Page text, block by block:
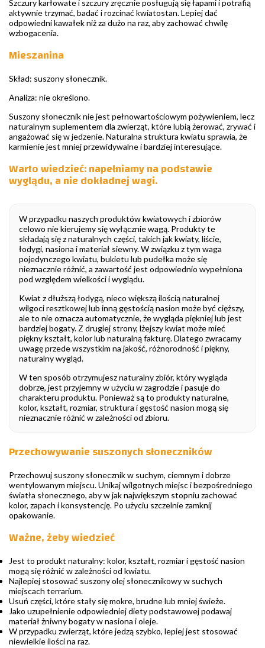
Szczury karłowate i szczury zręcznie posługują się łapami i potrafią
aktywnie trzymać, badać i rozcinać kwiatostan. Lepiej dać
odpowiedni kawałek niż za dużo na raz, aby zachować chwilę
wzbogacenia.
Mieszanina
Skład: suszony słonecznik.
Analiza: nie określono.
Suszony słonecznik nie jest pełnowartościowym pożywieniem, lecz
naturalnym suplementem dla zwierząt, które lubią żerować, zrywać i
angażować się w jedzenie. Naturalna struktura kwiatu sprawia, że
karmienie jest mniej przewidywalne i bardziej interesujące.
Warto wiedzieć: napełniamy na podstawie
wyglądu, a nie dokładnej wagi.
W przypadku naszych produktów kwiatowych i zbiorów
celowo nie kierujemy się wyłącznie wagą. Produkty te
składają się z naturalnych części, takich jak kwiaty, liście,
łodygi, nasiona i materiał siewny. W związku z tym waga
pojedynczego kwiatu, bukietu lub pudełka może się
nieznacznie różnić, a zawartość jest odpowiednio wypełniona
pod względem wielkości i wyglądu.
Kwiat z dłuższą łodygą, nieco większą ilością naturalnej
wilgoci resztkowej lub inną gęstością nasion może być cięższy,
ale to nie oznacza automatycznie, że wygląda piękniej lub jest
bardziej bogaty. Z drugiej strony, lżejszy kwiat może mieć
piękny kształt, kolor lub naturalną fakturę. Dlatego zwracamy
uwagę przede wszystkim na jakość, różnorodność i piękny,
naturalny wygląd.
W ten sposób otrzymujesz naturalny zbiór, który wygląda
dobrze, jest przyjemny w użyciu w zagrodzie i pasuje do
charakteru produktu. Ponieważ są to produkty naturalne,
kolor, kształt, rozmiar, struktura i gęstość nasion mogą się
nieznacznie różnić w zależności od zbioru.
Przechowywanie suszonych słoneczników
Przechowuj suszony słonecznik w suchym, ciemnym i dobrze
wentylowanym miejscu. Unikaj wilgotnych miejsc i bezpośredniego
światła słonecznego, aby w jak największym stopniu zachować
kolor, zapach i konsystencję. Po użyciu szczelnie zamknij
opakowanie.
Ważne, żeby wiedzieć
Jest to produkt naturalny: kolor, kształt, rozmiar i gęstość nasion
mogą się różnić w zależności od kwiatu.
Najlepiej stosować suszony olej słonecznikowy w suchych
miejscach terrarium.
Usuń części, które stały się mokre, brudne lub mniej świeże.
Jako uzupełnienie odpowiedniej diety podstawowej podawaj
materiał żniwny bogaty w nasiona i oleje.
W przypadku zwierząt, które jedzą szybko, lepiej jest stosować
niewielkie ilości na raz.